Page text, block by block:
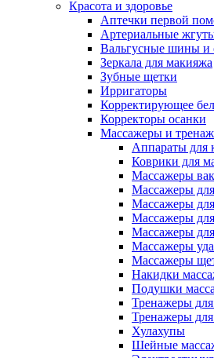
Красота и здоровье
Аптечки первой
Артериальные
Вальгусные шины и
Зеркала для макияжа
Зубные щетки
Ирригаторы
Корректирующее
Корректоры осанки
Массажеры и
Аппараты для
Коврики для
Массажеры
Массажеры для
Массажеры
Массажеры
Массажеры для
Массажеры
Массажеры
Накидки
Подушки
Тренажеры
Тренажеры
Хулахупы
Шейные